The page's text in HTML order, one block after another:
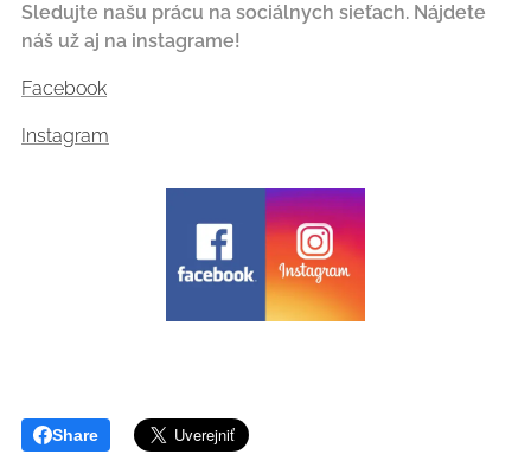
Sledujte našu prácu na sociálnych sieťach. Nájdete
náš už aj na instagrame!
Facebook
Instagram
Share